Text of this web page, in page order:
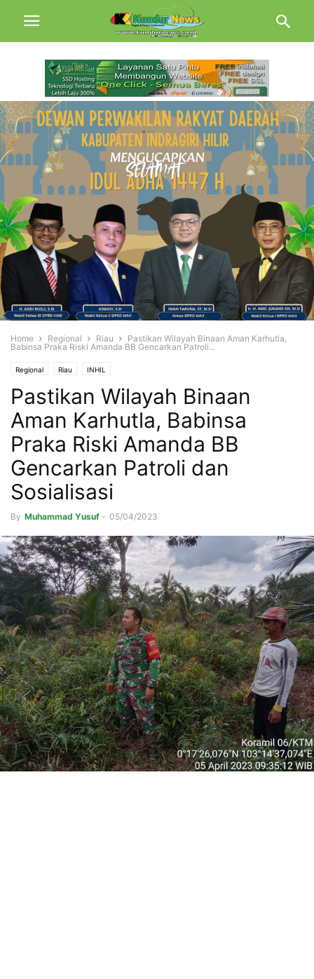
Home Regional Riau
Pastikan Wilayah Binaan Aman Karhutla,
Babinsa Praka Riski Amanda BB Gencarkan Patroli...
Regional Riau INHIL
Pastikan Wilayah Binaan
Aman Karhutla, Babinsa
Praka Riski Amanda BB
Gencarkan Patroli dan
Sosialisasi
By Muhammad Yusuf - 05/04/2023